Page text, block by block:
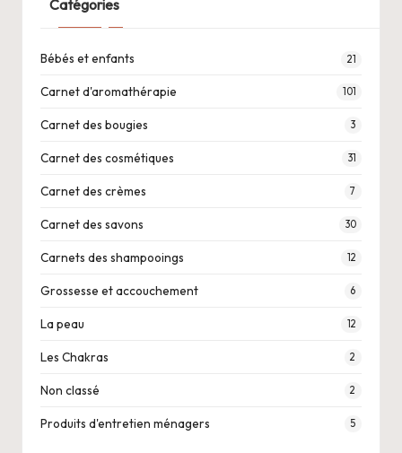
Catégories
Bébés et enfants 21
Carnet d'aromathérapie 101
Carnet des bougies 3
Carnet des cosmétiques 31
Carnet des crèmes 7
Carnet des savons 30
Carnets des shampooings 12
Grossesse et accouchement 6
La peau 12
Les Chakras 2
Non classé 2
Produits d'entretien ménagers 5